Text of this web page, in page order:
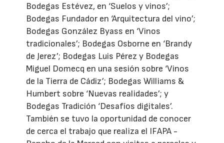
Bodegas Estévez, en ‘Suelos y vinos’;
Bodegas Fundador en ‘Arquitectura del vino’;
Bodegas González Byass en ‘Vinos
tradicionales’; Bodegas Osborne en ‘Brandy
de Jerez’; Bodegas Luis Pérez y Bodegas
Miguel Domecq en una sesión sobre ‘Vinos
de la Tierra de Cádiz’; Bodegas Williams &
Humbert sobre ‘Nuevas realidades’; y
Bodegas Tradición ‘Desafíos digitales’.
También se tuvo la oportunidad de conocer
de cerca el trabajo que realiza el IFAPA -